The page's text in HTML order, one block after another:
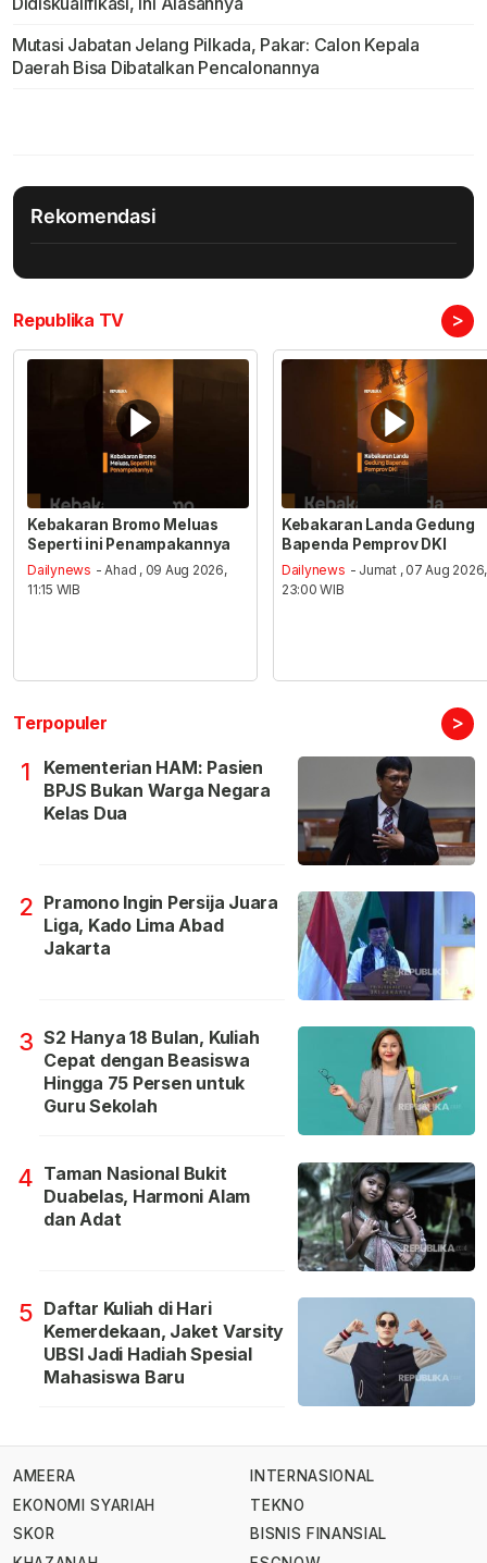
Mutasi Jabatan Jelang Pilkada, Pakar: Calon Kepala
Daerah Bisa Dibatalkan Pencalonannya
Rekomendasi
Republika TV >
Kebakaran Bromo Meluas
Seperti ini Penampakannya
Dailynews - Ahad , 09 Aug 2026,
11:15 WIB
Kebakaran Landa Gedung
Bapenda Pemprov DKI
Dailynews - Jumat , 07 Aug 2026,
23:00 WIB
Terpopuler >
1
Kementerian HAM: Pasien
BPJS Bukan Warga Negara
Kelas Dua
2 Pramono Ingin Persija Juara
Liga, Kado Lima Abad
Jakarta
3 S2 Hanya 18 Bulan, Kuliah
Cepat dengan Beasiswa
Hingga 75 Persen untuk
Guru Sekolah
4 Taman Nasional Bukit
Duabelas, Harmoni Alam
dan Adat
5 Daftar Kuliah di Hari
Kemerdekaan, Jaket Varsity
UBSI Jadi Hadiah Spesial
Mahasiswa Baru
AMEERA
EKONOMI SYARIAH
SKOR
INTERNASIONAL
TEKNO
BISNIS FINANSIAL